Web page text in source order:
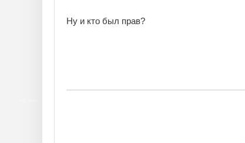
Ну и кто был прав?